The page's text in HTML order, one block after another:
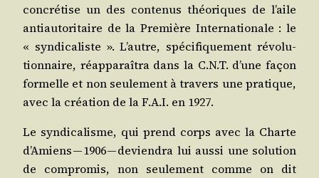
concré­tise un des conte­nus théo­riques de l’aile
anti­au­to­ri­taire de la Pre­mière Inter­na­tio­nale : le
« syn­di­ca­liste ». L’autre, spé­ci­fi­que­ment révo­lu­
tion­naire, réap­pa­raî­tra dans la C.N.T. d’une façon
for­melle et non seule­ment à tra­vers une pra­tique,
avec la créa­tion de la F.A.I. en 1927.
Le syn­di­ca­lisme, qui prend corps avec la Charte
d’A­miens — 1906 — devien­dra lui aus­si une solu­tion
de com­pro­mis, non seule­ment comme on dit